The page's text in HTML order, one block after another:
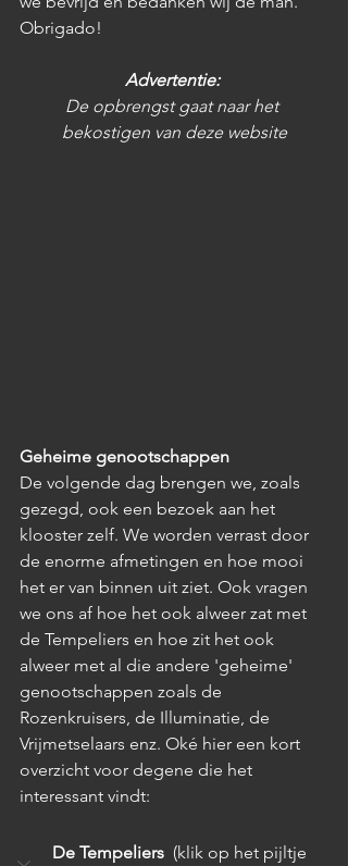
Obrigado!
Advertentie:
De opbrengst gaat naar het
bekostigen van deze website
Geheime genootschappen
De volgende dag brengen we, zoals
gezegd, ook een bezoek aan het
klooster zelf. We worden verrast door
de enorme afmetingen en hoe mooi
het er van binnen uit ziet. Ook vragen
we ons af hoe het ook alweer zat met
de Tempeliers en hoe zit het ook
alweer met al die andere 'geheime'
genootschappen zoals de
Rozenkruisers, de Illuminatie, de
Vrijmetselaars enz. Oké hier een kort
overzicht voor degene die het
interessant vindt:
De Tempeliers (klik op het pijltje